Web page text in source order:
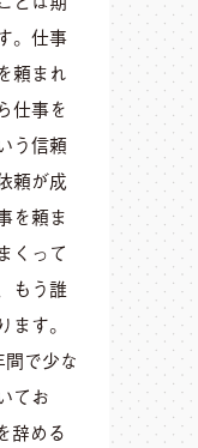
。仕事
頼まれ
仕事を
う信頼
頼が成
を頼ま
くって
もう誰
す。
で少な
てお
辞める